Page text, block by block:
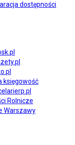
dostępności
księgowość
Rolnicze
Warszawy